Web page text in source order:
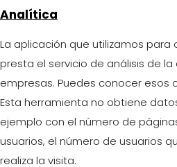
Analítica
La aplicación que utilizamos
presta el servicio de análisis de
empresas. Puedes conocer esos
Esta herramienta no obtiene
ejemplo con el número de
usuarios, el número de usuarios
realiza la visita.